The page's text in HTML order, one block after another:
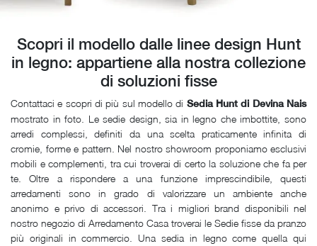
Scopri il modello dalle linee design Hunt
in legno: appartiene alla nostra collezione
di soluzioni fisse
Contattaci e scopri di più sul modello di Sedia Hunt di Devina Nais
mostrato in foto. Le sedie design, sia in legno che imbottite, sono
arredi complessi, definiti da una scelta praticamente infinita di
cromie, forme e pattern. Nel nostro showroom proponiamo esclusivi
mobili e complementi, tra cui troverai di certo la soluzione che fa per
te. Oltre a rispondere a una funzione imprescindibile, questi
arredamenti sono in grado di valorizzare un ambiente anche
anonimo e privo di accessori. Tra i migliori brand disponibili nel
nostro negozio di Arredamento Casa troverai le Sedie fisse da pranzo
più originali in commercio. Una sedia in legno come quella qui